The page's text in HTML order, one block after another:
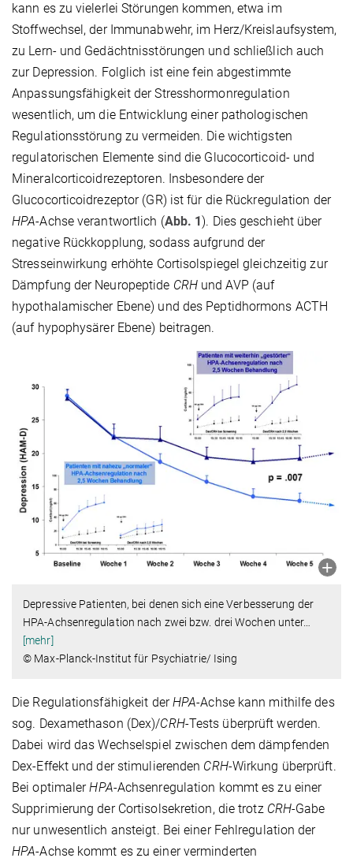
kann es zu vielerlei Störungen kommen, etwa im
Stoffwechsel, der Immunabwehr, im Herz/Kreislaufsystem,
zu Lern- und Gedächtnisstörungen und schließlich auch
zur Depression. Folglich ist eine fein abgestimmte
Anpassungsfähigkeit der Stresshormonregulation
wesentlich, um die Entwicklung einer pathologischen
Regulationsstörung zu vermeiden. Die wichtigsten
regulatorischen Elemente sind die Glucocorticoid- und
Mineralcorticoidrezeptoren. Insbesondere der
Glucocorticoidrezeptor (GR) ist für die Rückregulation der
HPA-Achse verantwortlich (Abb. 1). Dies geschieht über
negative Rückkopplung, sodass aufgrund der
Stresseinwirkung erhöhte Cortisolspiegel gleichzeitig zur
Dämpfung der Neuropeptide CRHund AVP (auf
hypothalamischer Ebene) und des Peptidhormons ACTH
(auf hypophysärer Ebene) beitragen.
Depressive Patienten, bei denen sich eine Verbesserung der
HPA-Achsenregulation nach zwei bzw. drei Wochen unter…
[mehr]
© Max-Planck-Institut für Psychiatrie/ Ising
Die Regulationsfähigkeit derHPA-Achse kann mithilfe des
sog. Dexamethason (Dex)/CRH-Tests überprüft werden.
Dabei wird das Wechselspiel zwischen dem dämpfenden
Dex-Effekt und der stimulierenden CRH-Wirkung überprüft.
Bei optimalerHPA-Achsenregulation kommt es zu einer
Supprimierung der Cortisolsekretion, die trotz CRH-Gabe
nur unwesentlich ansteigt. Bei einer Fehlregulation der
HPA-Achse kommt es zu einer verminderten